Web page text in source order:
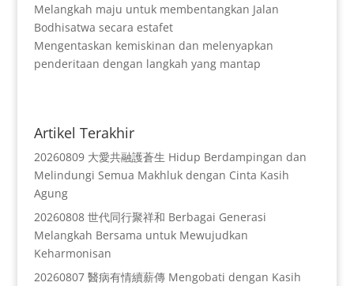
Melangkah maju untuk membentangkan Jalan
Bodhisatwa secara estafet
Mengentaskan kemiskinan dan melenyapkan
penderitaan dengan langkah yang mantap
Artikel Terakhir
20260809 大愛共融護蒼生 Hidup Berdampingan dan
Melindungi Semua Makhluk dengan Cinta Kasih
Agung
20260808 世代同行聚祥和 Berbagai Generasi
Melangkah Bersama untuk Mewujudkan
Keharmonisan
20260807 醫病有情續薪傳 Mengobati dengan Kasih